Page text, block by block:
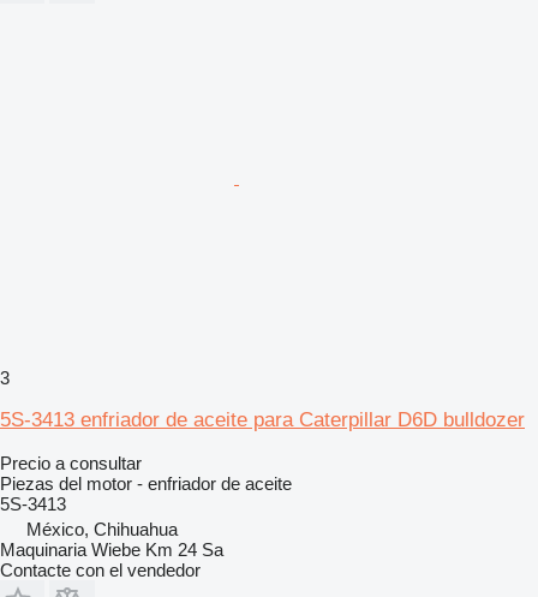
3
5S-3413 enfriador de aceite para Caterpillar D6D bulldozer
Precio a consultar
Piezas del motor - enfriador de aceite
5S-3413
México, Chihuahua
Maquinaria Wiebe Km 24 Sa
Contacte con el vendedor